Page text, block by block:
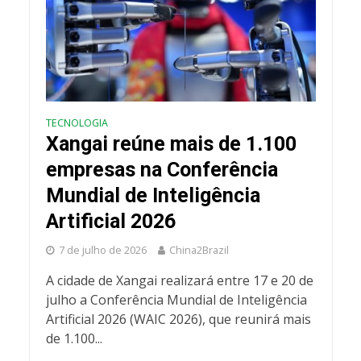
TECNOLOGIA
Xangai reúne mais de 1.100
empresas na Conferência
Mundial de Inteligência
Artificial 2026
7 de julho de 2026 China2Brazil
A cidade de Xangai realizará entre 17 e 20 de
julho a Conferência Mundial de Inteligência
Artificial 2026 (WAIC 2026), que reunirá mais
de 1.100...